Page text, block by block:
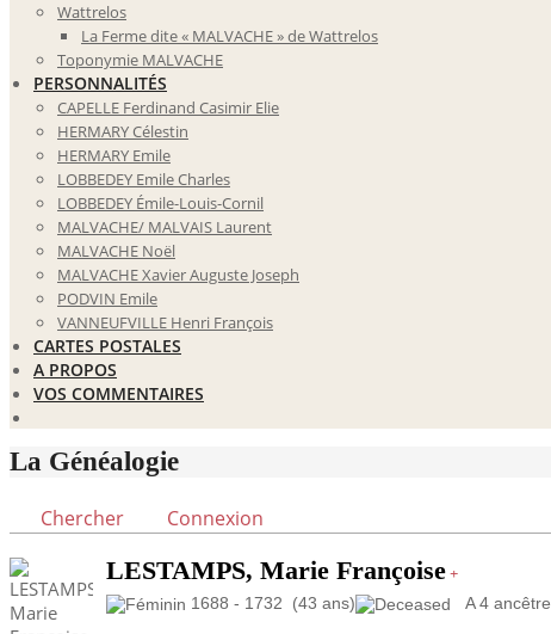
Wattrelos
La Ferme dite « MALVACHE » de Wattrelos
Toponymie MALVACHE
PERSONNALITÉS
CAPELLE Ferdinand Casimir Elie
HERMARY Célestin
HERMARY Emile
LOBBEDEY Emile Charles
LOBBEDEY Émile-Louis-Cornil
MALVACHE/ MALVAIS Laurent
MALVACHE Noël
MALVACHE Xavier Auguste Joseph
PODVIN Emile
VANNEUFVILLE Henri François
CARTES POSTALES
A PROPOS
VOS COMMENTAIRES
La Généalogie
Chercher Connexion
LESTAMPS, Marie Françoise +
1688 - 1732 (43 ans) A 4